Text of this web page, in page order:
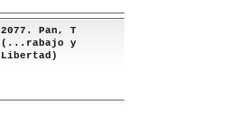
2077. Pan, T
(...rabajo y
Libertad)